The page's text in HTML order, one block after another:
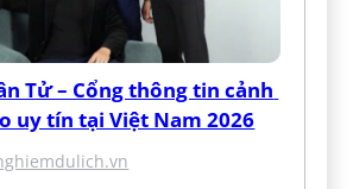
Tử – Cổng thông tin cảnh
uy tín tại Việt Nam 2026